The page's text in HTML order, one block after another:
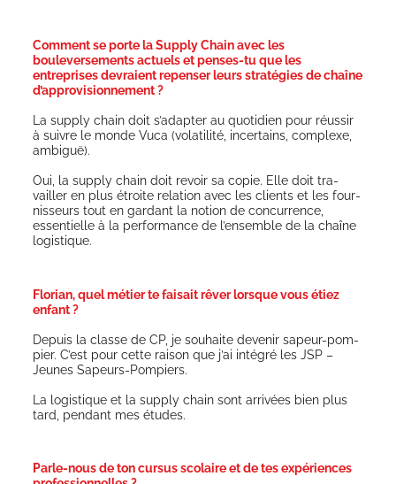
Comment se porte la Supply Chain avec les
bouleversements actuels et penses-tu que les
entreprises devraient repenser leurs stratégies de chaîne
d’approvisionnement ?
La sup­ply chain doit s’adapter au quo­ti­dien pour réus­sir
à suivre le monde Vuca (vola­ti­li­té, incer­tains, com­plexe,
ambiguë).
Oui, la sup­ply chain doit revoir sa copie. Elle doit tra­
vailler en plus étroite rela­tion avec les clients et les four­
nis­seurs tout en gar­dant la notion de concur­rence,
essen­tielle à la per­for­mance de l’ensemble de la chaîne
logistique.
Florian, quel métier te faisait rêver lorsque vous étiez
enfant ?
Depuis la classe de CP, je sou­haite deve­nir sapeur-pom­
pier. C’est pour cette rai­son que j’ai inté­gré les JSP –
Jeunes Sapeurs-Pompiers.
La logis­tique et la sup­ply chain sont arri­vées bien plus
tard, pen­dant mes études.
Parle-nous de ton cursus scolaire et de tes expériences